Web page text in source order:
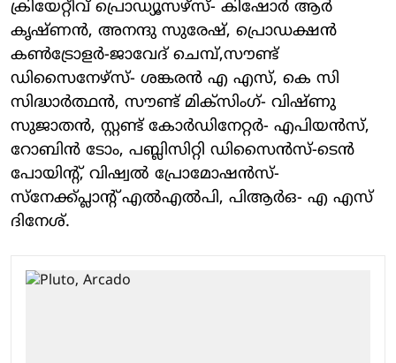
ക്രിയേറ്റീവ് പ്രൊഡ്യൂസഴ്സ്- കിഷോർ ആർ
കൃഷ്ണൻ, അനന്ദു സുരേഷ്, പ്രൊഡക്ഷൻ
കൺട്രോളർ-ജാവേദ് ചെമ്പ്,സൗണ്ട്
ഡിസൈനേഴ്‌സ്- ശങ്കരൻ എ എസ്, കെ സി
സിദ്ധാർത്ഥൻ, സൗണ്ട് മിക്സിംഗ്- വിഷ്ണു
സുജാതൻ, സ്റ്റണ്ട് കോർഡിനേറ്റർ- എപിയൻസ്,
റോബിൻ ടോം, പബ്ലിസിറ്റി ഡിസൈൻസ്-ടെൻ
പോയിന്റ്, വിഷ്വൽ പ്രോമോഷൻസ്-
സ്‌നേക്ക്പ്ലാന്റ് എൽഎൽപി, പിആർഒ- എ എസ്
ദിനേശ്.